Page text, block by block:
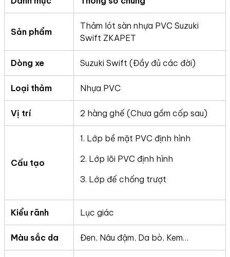
Sản phẩm
Thảm lót sàn nhựa PVC Suzuki
Swift ZKAPET
Dòng xe Suzuki Swift (Đầy đủ các đời)
Loại thảm Nhựa PVC
Vị trí 2 hàng ghế (Chưa gồm cốp sau)
Cấu tạo
1. Lớp bề mặt PVC định hình
2. Lớp lõi PVC định hình
3. Lớp đế chống trượt
Kiểu rãnh Lục giác
Màu sắc da Đen, Nâu đậm, Da bò, Kem…